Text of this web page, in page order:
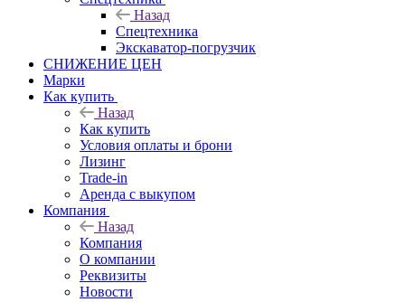
Назад
Спецтехника
Экскаватор-погрузчик
СНИЖЕНИЕ ЦЕН
Марки
Как купить
Назад
Как купить
Условия оплаты и брони
Лизинг
Trade-in
Аренда с выкупом
Компания
Назад
Компания
О компании
Реквизиты
Новости